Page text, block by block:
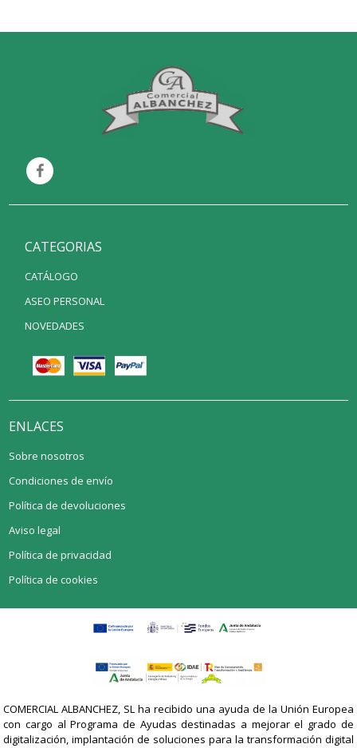
CATEGORIAS
CATÁLOGO
ASEO PERSONAL
NOVEDADES
ENLACES
Sobre nosotros
Condiciones de envío
Política de devoluciones
Aviso legal
Política de privacidad
Política de cookies
COMERCIAL ALBANCHEZ, SL ha recibido una ayuda de la Unión Europea
con cargo al Programa de Ayudas destinadas a mejorar el grado de
digitalización, implantación de soluciones para la transformación digital